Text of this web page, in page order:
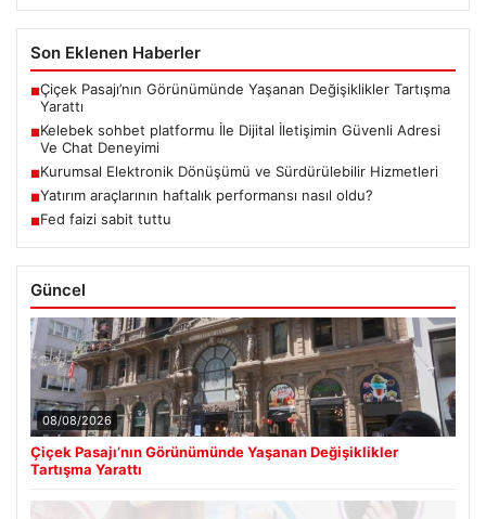
Son Eklenen Haberler
■Çiçek Pasajı’nın Görünümünde Yaşanan Değişiklikler Tartışma
Yarattı
■Kelebek sohbet platformu İle Dijital İletişimin Güvenli Adresi
Ve Chat Deneyimi
■Kurumsal Elektronik Dönüşümü ve Sürdürülebilir Hizmetleri
■Yatırım araçlarının haftalık performansı nasıl oldu?
■Fed faizi sabit tuttu
Güncel
08/08/2026
Çiçek Pasajı’nın Görünümünde Yaşanan Değişiklikler
Tartışma Yarattı